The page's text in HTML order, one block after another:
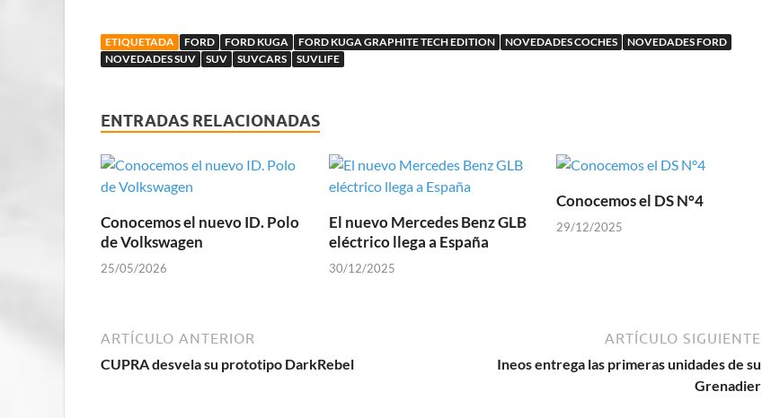
ETIQUETADA FORD FORD KUGA FORD KUGA GRAPHITE TECH EDITION NOVEDADES COCHES
NOVEDADES FORD
NOVEDADES SUV
SUV SUVCARS SUVLIFE
ENTRADAS RELACIONADAS
Conocemos el nuevo ID. Polo
de Volkswagen
25/05/2026
El nuevo Mercedes Benz GLB
eléctrico llega a España
30/12/2025
Conocemos el DS N°4
29/12/2025
ARTÍCULO ANTERIOR
CUPRA desvela su prototipo DarkRebel
ARTÍCULO SIGUIENTE
Ineos entrega las primeras unidades de su
Grenadier